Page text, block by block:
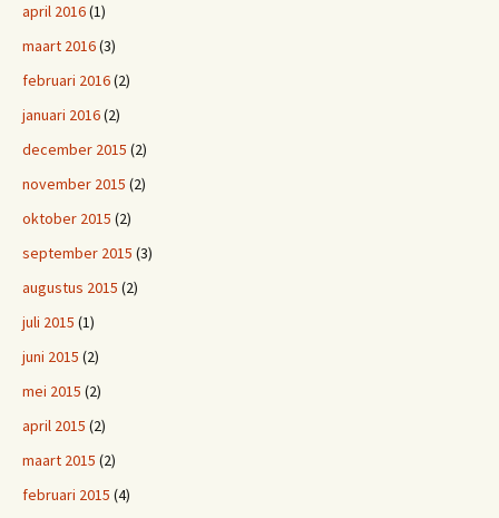
april 2016(1)
maart 2016(3)
februari 2016(2)
januari 2016(2)
december 2015 (2)
november 2015 (2)
oktober 2015 (2)
september 2015 (3)
augustus 2015 (2)
juli 2015 (1)
juni 2015 (2)
mei 2015 (2)
april 2015 (2)
maart 2015 (2)
februari 2015 (4)